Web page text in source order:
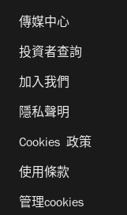
傳媒中心
投資者查詢
加入我們
隱私聲明
Cookies 政策
使用條款
管理cookies